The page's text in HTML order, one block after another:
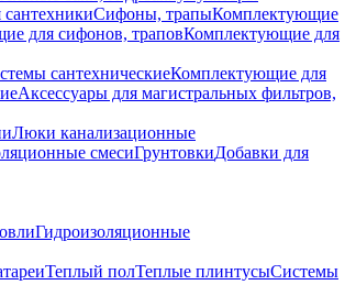
Сифоны, трапыКомплектующие
для сифонов, траповКомплектующие для
сантехническиеКомплектующие для
Аксессуары для магистральных фильтров,
Люки канализационные
смесиГрунтовкиДобавки для
Гидроизоляционные
Теплый полТеплые плинтусыСистемы